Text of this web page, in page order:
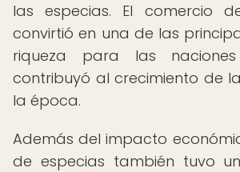
las especias. El comercio
convirtió en una de las
riqueza para las
contribuyó al crecimiento de
la época.
Además del impacto
de especias también tuvo